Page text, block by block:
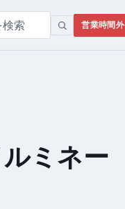
営業時間外
ミネー